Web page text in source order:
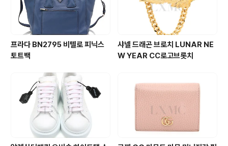
프라다 BN2795 비텔로 피닉스
토트백
샤넬 드래곤 브로치 LUNAR NE
W YEAR CC로고브롯치